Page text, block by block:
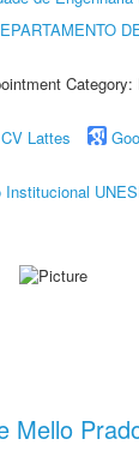
CV Lattes
Institucional
Mello